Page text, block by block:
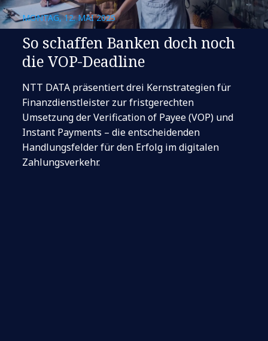
MONTAG, 12. MAI 2025
So schaffen Banken doch noch
die VOP-Deadline
NTT DATA präsentiert drei Kernstrategien für
Finanzdienstleister zur fristgerechten
Umsetzung der Verification of Payee (VOP) und
Instant Payments – die entscheidenden
Handlungsfelder für den Erfolg im digitalen
Zahlungsverkehr.